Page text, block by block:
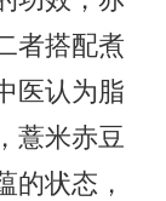
者搭配煮
医认为脂
薏米赤豆
的状态，